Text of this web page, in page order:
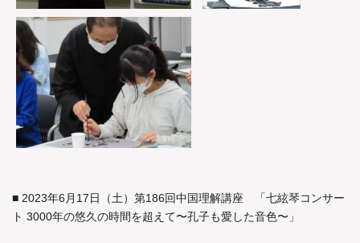
■ 2023年6月17日（土）第186回中国理解講座 「七絃琴コンサー
ト 3000年の悠久の時間を超えて〜孔子も愛した音色〜」